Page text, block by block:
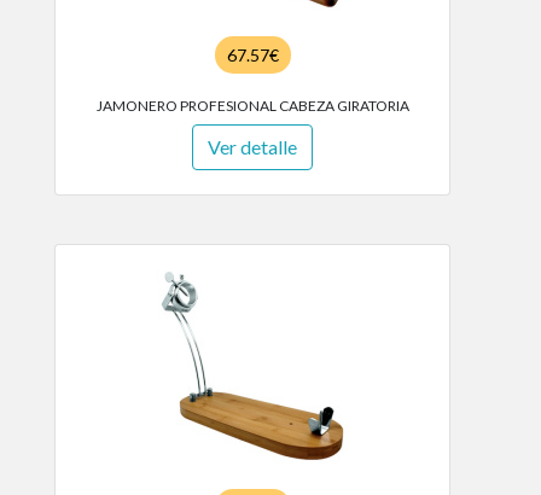
67.57€
JAMONERO PROFESIONAL CABEZA GIRATORIA
Ver detalle